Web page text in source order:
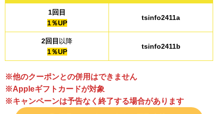
1回目
1％UP
tsinfo2411a
2回目 以降
1％UP
tsinfo2411b
※他のクーポンとの併用はできません
※Appleギフトカードが対象
※キャンペーンは予告なく終了する場合があり ます